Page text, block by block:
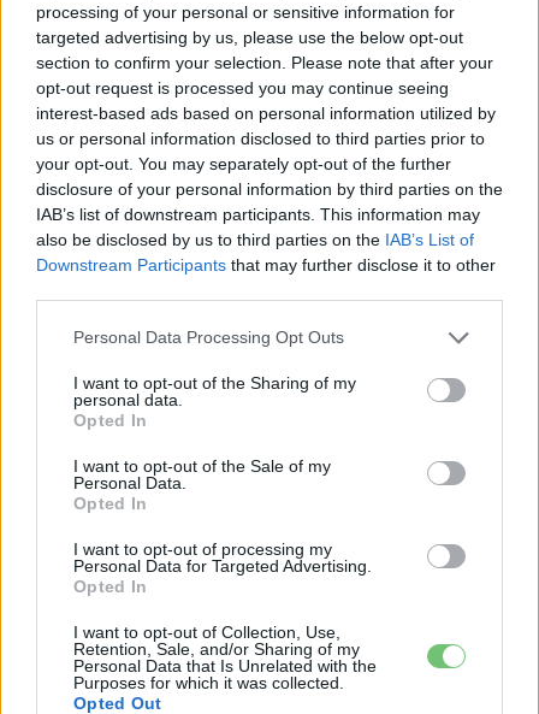
processing of your personal or sensitive information for
targeted advertising by us, please use the below opt-out
section to confirm your selection. Please note that after your
opt-out request is processed you may continue seeing
interest-based ads based on personal information utilized by
us or personal information disclosed to third parties prior to
your opt-out. You may separately opt-out of the further
disclosure of your personal information by third parties on the
IAB’s list of downstream participants. This information may
also be disclosed by us to third parties on the IAB’s List of
Downstream Participants that may further disclose it to other
Personal Data Processing Opt Outs
I want to opt-out of the Sharing of my
personal data.
Opted In
I want to opt-out of the Sale of my
Personal Data.
Opted In
I want to opt-out of processing my
Personal Data for Targeted Advertising.
Opted In
I want to opt-out of Collection, Use,
Retention, Sale, and/or Sharing of my
Personal Data that Is Unrelated with the
Purposes for which it was collected.
Opted Out
Több elektromos autót adtak el
Európában, mint dízelt
Eriqo - 2021-09-28 5 hozzászólás
Augusztusban igencsak visszaesett a kereslet a dízelüzemű
autókra.
A Volkswagennél is eljött a belsőégésű
motorok vége
Az Audi után a Volkswagen sem fejleszti tovább a jelenlegi
belsőégésű motorokat, a hátralevő pár évet már ezek is
kiszolgálják.